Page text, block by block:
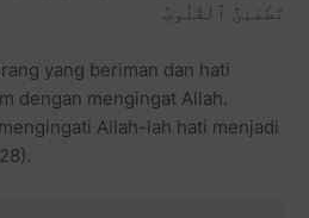
تَطْمَئِنُّ ٱلْقُلُوبُ
yang beriman dan hati
dengan mengingat Allah.
Allah-lah hati menjadi